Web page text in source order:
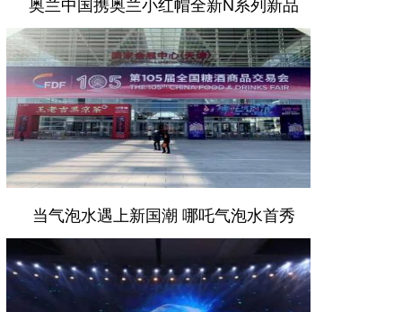
奥兰中国携奥兰小红帽全新N系列新品
当气泡水遇上新国潮 哪吒气泡水首秀